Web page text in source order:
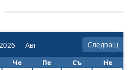
Следващ
Че Пе Съ Не